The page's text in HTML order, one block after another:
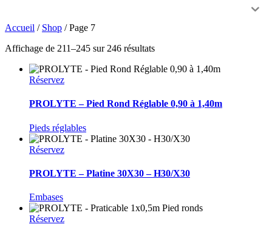
Accueil / Shop / Page 7
Affichage de 211–245 sur 246 résultats
Réservez
PROLYTE – Pied Rond Réglable 0,90 à 1,40m
Pieds réglables
Réservez
PROLYTE – Platine 30X30 – H30/X30
Embases
Réservez